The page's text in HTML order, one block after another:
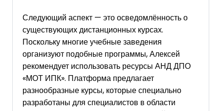
Следующий аспект — это осведомлённость о
существующих дистанционных курсах.
Поскольку многие учебные заведения
организуют подобные программы, Алексей
рекомендует использовать ресурсы АНД ДПО
«МОТ ИПК». Платформа предлагает
разнообразные курсы, которые специально
разработаны для специалистов в области